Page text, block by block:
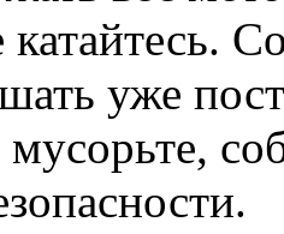
катайтесь.
уже